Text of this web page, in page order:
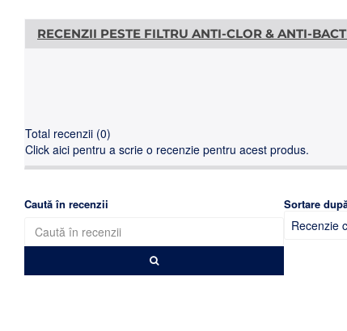
RECENZII PESTE FILTRU ANTI-CLOR & ANTI-
Total recenzii (0)
Click aici pentru a scrie o recenzie pentru acest produs.
Caută în recenzii Sortare